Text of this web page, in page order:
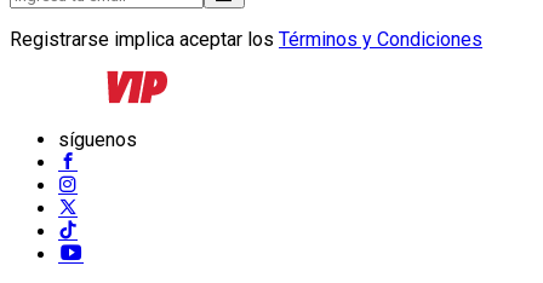
Registrarse implica aceptar los Términos y Condiciones
síguenos